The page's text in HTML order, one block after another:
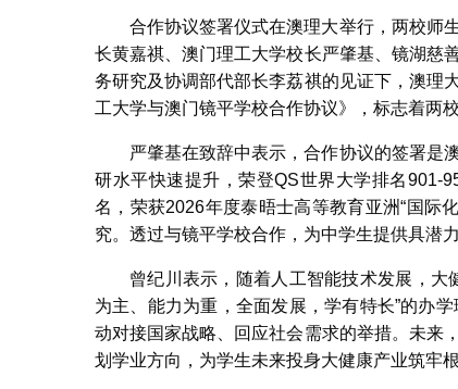
合作协议签署仪式在澳理大举行，两校师
长黄嘉祺、澳门理工大学校长严肇基、镜湖慈
务研究及协调部代部长李荔祺的见证下，澳理
工大学与澳门镜平学校合作协议》，标志着两
严肇基在致辞中表示，合作协议的签署是
研水平快速提升，荣登QS世界大学排名901-
名，荣获2026年度泰晤士高等教育亚洲“国际
究。透过与镜平学校合作，为中学生提供具潜
曾纪川表示，随着人工智能技术发展，大
为主、能力为重，全面发展，学有特长”的办
动对接国家战略、回应社会需求的举措。未来
划学业方向，为学生未来投身大健康产业筑牢根